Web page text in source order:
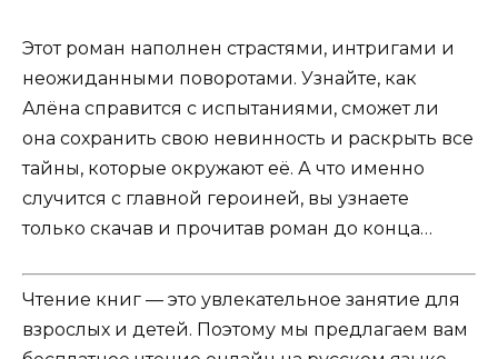
Этот роман наполнен страстями, интригами и
неожиданными поворотами. Узнайте, как
Алёна справится с испытаниями, сможет ли
она сохранить свою невинность и раскрыть все
тайны, которые окружают её. А что именно
случится с главной героиней, вы узнаете
только скачав и прочитав роман до конца…
Чтение книг — это увлекательное занятие для
взрослых и детей. Поэтому мы предлагаем вам